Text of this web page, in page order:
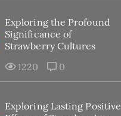
Exploring the Profound
Significance of
Strawberry Cultures
1220
0
Exploring Lasting Positive